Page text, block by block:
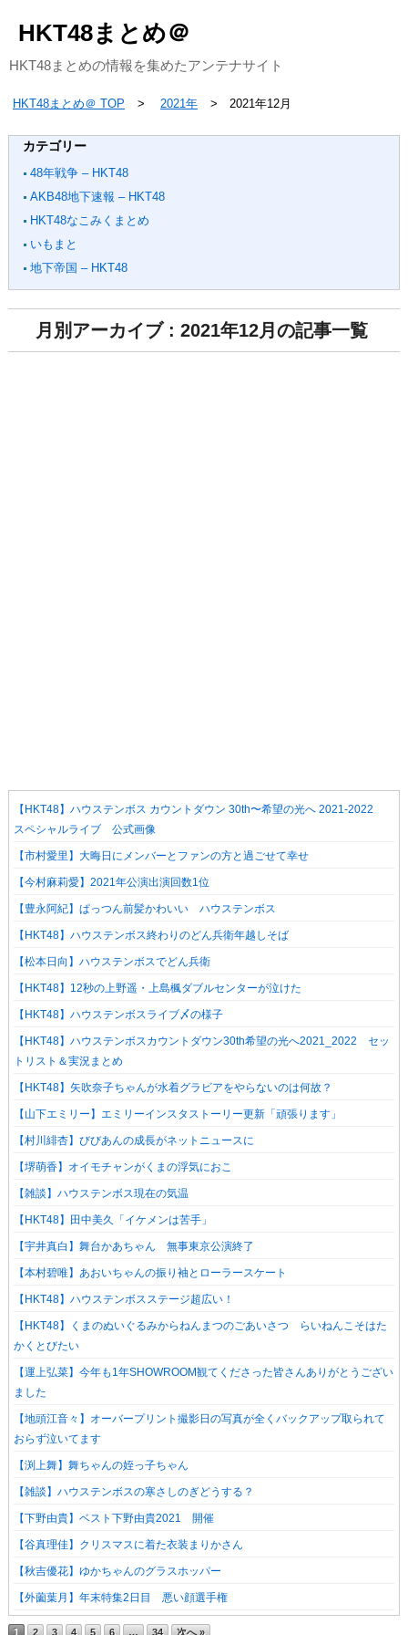
HKT48まとめ＠
HKT48まとめの情報を集めたアンテナサイト
HKT48まとめ＠ TOP 2021年 2021年12月
カテゴリー
48年戦争 – HKT48
AKB48地下速報 – HKT48
HKT48なこみくまとめ
いもまと
地下帝国 – HKT48
月別アーカイブ : 2021年12月の記事一覧
【HKT48】ハウステンボス カウントダウン 30th〜希望の光へ 2021-2022
スペシャルライブ 公式画像
【市村愛里】大晦日にメンバーとファンの方と過ごせて幸せ
【今村麻莉愛】2021年公演出演回数1位
【豊永阿紀】ぱっつん前髪かわいい ハウステンボス
【HKT48】ハウステンボス終わりのどん兵衛年越しそば
【松本日向】ハウステンボスでどん兵衛
【HKT48】12秒の上野遥・上島楓ダブルセンターが泣けた
【HKT48】ハウステンボスライブ〆の様子
【HKT48】ハウステンボスカウントダウン30th希望の光へ2021_2022 セッ
トリスト＆実況まとめ
【HKT48】矢吹奈子ちゃんが水着グラビアをやらないのは何故？
【山下エミリー】エミリーインスタストーリー更新「頑張ります」
【村川緋杏】びびあんの成長がネットニュースに
【堺萌香】オイモチャンがくまの浮気におこ
【雑談】ハウステンボス現在の気温
【HKT48】田中美久「イケメンは苦手」
【宇井真白】舞台かあちゃん 無事東京公演終了
【本村碧唯】あおいちゃんの振り袖とローラースケート
【HKT48】ハウステンボスステージ超広い！
【HKT48】くまのぬいぐるみからねんまつのごあいさつ らいねんこそはた
かくとびたい
【運上弘菜】今年も1年SHOWROOM観てくださった皆さんありがとうござい
ました
【地頭江音々】オーバープリント撮影日の写真が全くバックアップ取られて
おらず泣いてます
【渕上舞】舞ちゃんの姪っ子ちゃん
【雑談】ハウステンボスの寒さしのぎどうする？
【下野由貴】ベスト下野由貴2021 開催
【谷真理佳】クリスマスに着た衣装まりかさん
【秋吉優花】ゆかちゃんのグラスホッパー
【外薗葉月】年末特集2日目 悪い顔選手権
1 2 3 4 5 6 … 34 次へ »